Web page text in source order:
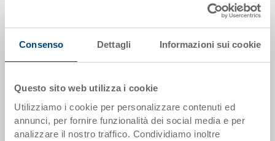
Consenso Dettagli Informazioni sui cookie
Questo sito web utilizza i cookie
Utilizziamo i cookie per personalizzare contenuti ed
annunci, per fornire funzionalità dei social media e per
analizzare il nostro traffico. Condividiamo inoltre
Richiedi
da 50 pezzi
da 100 pezzi EUR 32,17